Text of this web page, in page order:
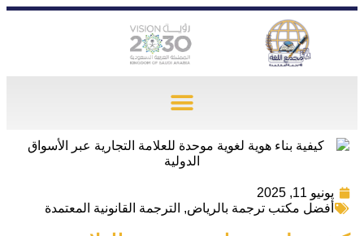
يونيو 11, 2025
أفضل مكتب ترجمة بالرياض, الترجمة القانونية المعتمدة